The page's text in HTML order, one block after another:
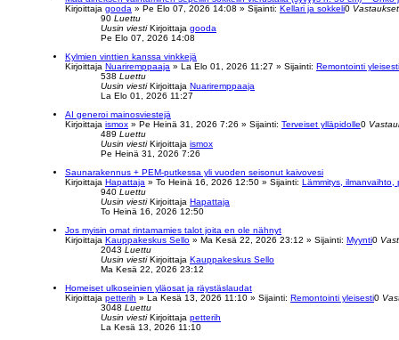
Kirjoittaja gooda » Pe Elo 07, 2026 14:08 » Sijainti: Kellari ja sokkeli0 Vastaukset
90 Luettu
Uusin viesti Kirjoittaja gooda
Pe Elo 07, 2026 14:08
Kylmien vinttien kanssa vinkkejä
Kirjoittaja Nuariremppaaja » La Elo 01, 2026 11:27 » Sijainti: Remontointi yleisesti
538 Luettu
Uusin viesti Kirjoittaja Nuariremppaaja
La Elo 01, 2026 11:27
AI generoi mainosviestejä
Kirjoittaja ismox » Pe Heinä 31, 2026 7:26 » Sijainti: Terveiset ylläpidolle0
489 Luettu
Uusin viesti Kirjoittaja ismox
Pe Heinä 31, 2026 7:26
Saunarakennus + PEM-putkessa yli vuoden seisonut kaivovesi
Kirjoittaja Hapattaja » To Heinä 16, 2026 12:50 » Sijainti: Lämmitys, ilmanvaihto,
940 Luettu
Uusin viesti Kirjoittaja Hapattaja
To Heinä 16, 2026 12:50
Jos myisin omat rintamamies talot joita en ole nähnyt
Kirjoittaja Kauppakeskus Sello » Ma Kesä 22, 2026 23:12 » Sijainti: Myynti0
2043 Luettu
Uusin viesti Kirjoittaja Kauppakeskus Sello
Ma Kesä 22, 2026 23:12
Homeiset ulkoseinien yläosat ja räystäslaudat
Kirjoittaja petterih » La Kesä 13, 2026 11:10 » Sijainti: Remontointi yleisesti0
3048 Luettu
Uusin viesti Kirjoittaja petterih
La Kesä 13, 2026 11:10